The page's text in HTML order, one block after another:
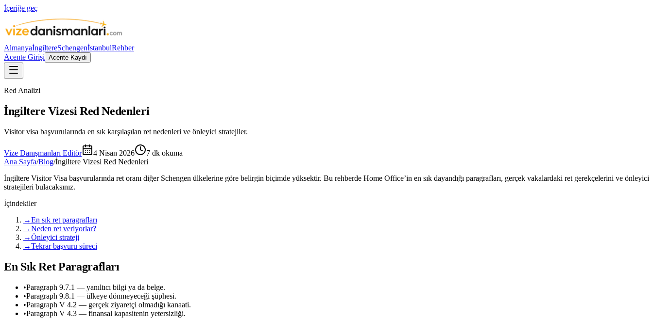
İçeriğe geç
AlmanyaİngiltereSchengenİstanbulRehber
Acente Girişi Acente Kaydı
Red Analizi
İngiltere Vizesi Red Nedenleri
Visitor visa başvurularında en sık karşılaşılan ret nedenleri ve önleyici stratejiler.
Vize Danışmanları Editör 4 Nisan 2026 7 dk okuma
Ana Sayfa/Blog/İngiltere Vizesi Red Nedenleri
İngiltere Visitor Visa başvurularında ret oranı diğer Schengen ülkelerine göre belirgin biçimde yüksektir. Bu rehberde Home Office’in en sık dayandığı paragrafları, gerçek vakalardaki ret gerekçelerini ve önleyici
stratejileri bulacaksınız.
İçindekiler
→En sık ret paragrafları
→Neden ret veriyorlar?
→Önleyici strateji
→Tekrar başvuru süreci
En Sık Ret Paragrafları
•Paragraph 9.7.1 — yanıltıcı bilgi ya da belge.
•Paragraph 9.8.1 — ülkeye dönmeyeceği şüphesi.
•Paragraph V 4.2 — gerçek ziyaretçi olmadığı kanaati.
•Paragraph V 4.3 — finansal kapasitenin yetersizliği.